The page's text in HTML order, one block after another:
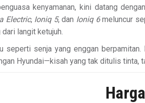
kenyamanan, kini datang
Electric, Ioniq 5, dan Ioniq 6meluncur
langit ketujuh.
seperti senja yang enggan
Hyundai—kisah yang tak ditulis tinta,